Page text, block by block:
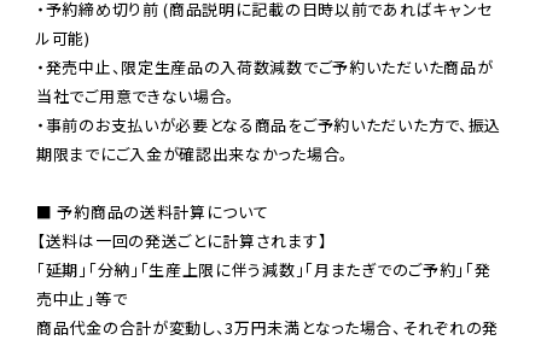
・予約締め切り前 (商品説明に記載の日時以前であればキャンセ
ル可能)
・発売中止、限定生産品の入荷数減数でご予約いただいた商品が
当社でご用意できない場合。
・事前のお支払いが必要となる商品をご予約いただいた方で、振込
期限までにご入金が確認出来なかった場合。
■ 予約商品の送料計算について
【送料は一回の発送ごとに計算されます】
「延期」「分納」「生産上限に伴う減数」「月またぎでのご予約」「発
売中止」等で
商品代金の合計が変動し、3万円未満となった場合、それぞれの発